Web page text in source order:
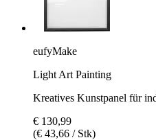
eufyMake
Light Art Painting
Kreatives Kunstpanel für
€ 130,99
(€ 43,66 / Stk)